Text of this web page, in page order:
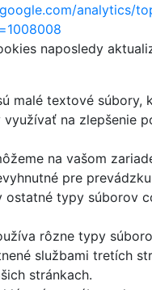
analytics/
naposledy
malé textové súbory,
na zlepšenie
na vašom
pre
ostatné typy súborov
rôzne typy
službami tretích
stránkach.